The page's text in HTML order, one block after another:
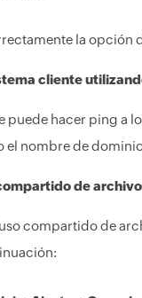
la opción
cliente
puede hacer ping a
el nombre de
de
compartido de